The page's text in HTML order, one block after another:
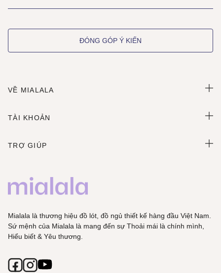
ĐÓNG GÓP Ý KIẾN
VỀ MIALALA
TÀI KHOẢN
TRỢ GIÚP
Mialala là thương hiệu đồ lót, đồ ngủ thiết kế hàng đầu Việt Nam.
Sứ mệnh của Mialala là mang đến sự Thoải mái là chính mình,
Hiểu biết & Yêu thương.